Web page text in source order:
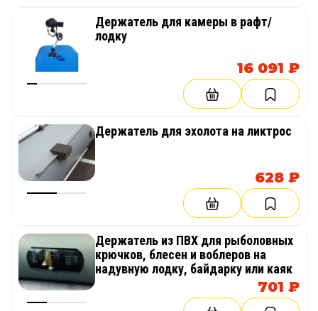
Держатель для камеры в рафт/
лодку
16 091 ₽
Держатель для эхолота на ликтрос
628 ₽
Держатель из ПВХ для рыболовных
крючков, блесен и воблеров на
надувную лодку, байдарку или каяк
701 ₽